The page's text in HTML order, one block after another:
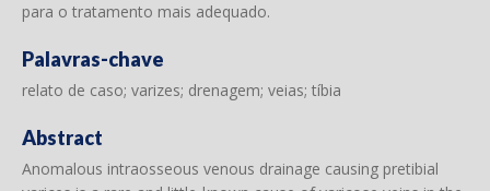
para o tratamento mais adequado.
Palavras-chave
relato de caso; varizes; drenagem; veias; tíbia
Abstract
Anomalous intraosseous venous drainage causing pretibial